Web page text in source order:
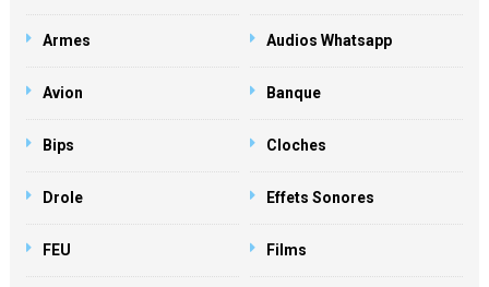
Armes Audios Whatsapp
Avion Banque
Bips Cloches
Drole Effets Sonores
FEU Films